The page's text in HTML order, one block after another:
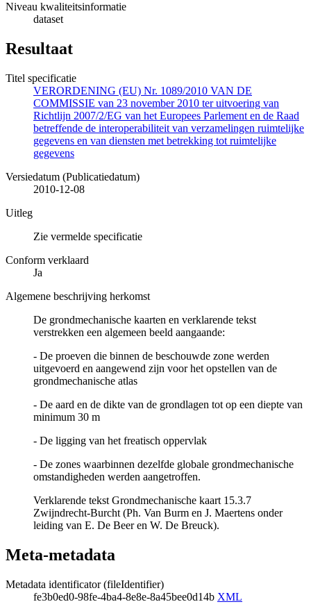
Niveau kwaliteitsinformatie
dataset
Resultaat
Titel specificatie
VERORDENING (EU) Nr. 1089/2010 VAN DE
COMMISSIE van 23 november 2010 ter uitvoering van
Richtlijn 2007/2/EG van het Europees Parlement en de Raad
betreffende de interoperabiliteit van verzamelingen ruimtelijke
gegevens en van diensten met betrekking tot ruimtelijke
gegevens
Versiedatum (Publicatiedatum)
2010-12-08
Uitleg
Zie vermelde specificatie
Conform verklaard
Ja
Algemene beschrijving herkomst
De grondmechanische kaarten en verklarende tekst
verstrekken een algemeen beeld aangaande:
- De proeven die binnen de beschouwde zone werden
uitgevoerd en aangewend zijn voor het opstellen van de
grondmechanische atlas
- De aard en de dikte van de grondlagen tot op een diepte van
minimum 30 m
- De ligging van het freatisch oppervlak
- De zones waarbinnen dezelfde globale grondmechanische
omstandigheden werden aangetroffen.
Verklarende tekst Grondmechanische kaart 15.3.7
Zwijndrecht-Burcht (Ph. Van Burm en J. Maertens onder
leiding van E. De Beer en W. De Breuck).
Meta-metadata
Metadata identificator (fileIdentifier)
fe3b0ed0-98fe-4ba4-8e8e-8a45bee0d14b XML